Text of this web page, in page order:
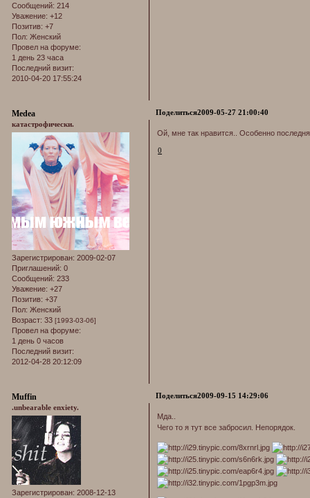
Сообщений: 214
Уважение: +12
Позитив: +7
Пол: Женский
Провел на форуме:
1 день 23 часа
Последний визит:
2010-04-20 17:55:24
Поделиться2009-05-27 21:00:40
Medea
катастрофически.
Зарегистрирован: 2009-02-07
Приглашений: 0
Сообщений: 233
Уважение: +27
Позитив: +37
Пол: Женский
Возраст: 33 [1993-03-06]
Провел на форуме:
1 день 0 часов
Последний визит:
2012-04-28 20:12:09
Ой, мне так нравится.. Особенно
0
Поделиться2009-09-15 14:29:06
Muffin
.unbearable enxiety.
Зарегистрирован: 2008-12-13
Мда..
Чего то я тут все забросил. Непорядок.